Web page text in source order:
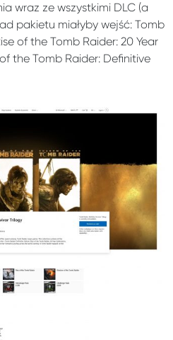
wraz ze wszystkimi DLC (a
pakietu miałyby wejść: Tomb
of the Tomb Raider: 20 Year
the Tomb Raider: Definitive